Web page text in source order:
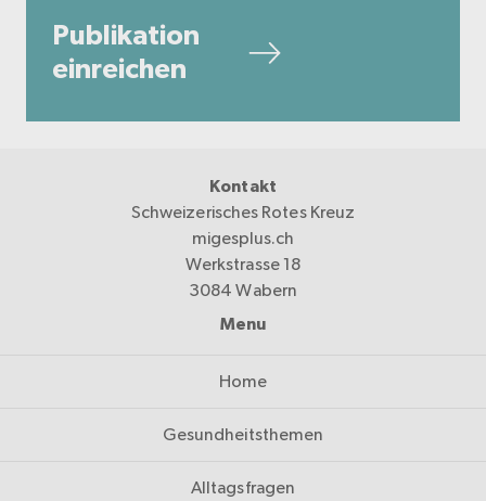
Publikation
einreichen
Kontakt
Schweizerisches Rotes Kreuz
migesplus.ch
Werkstrasse 18
3084 Wabern
Menu
Home
Gesundheitsthemen
Alltagsfragen